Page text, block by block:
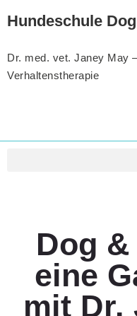
Hundeschule
Dr. med. vet. Janey May
Verhaltenstherapie
Dog
eine
mit Dr.